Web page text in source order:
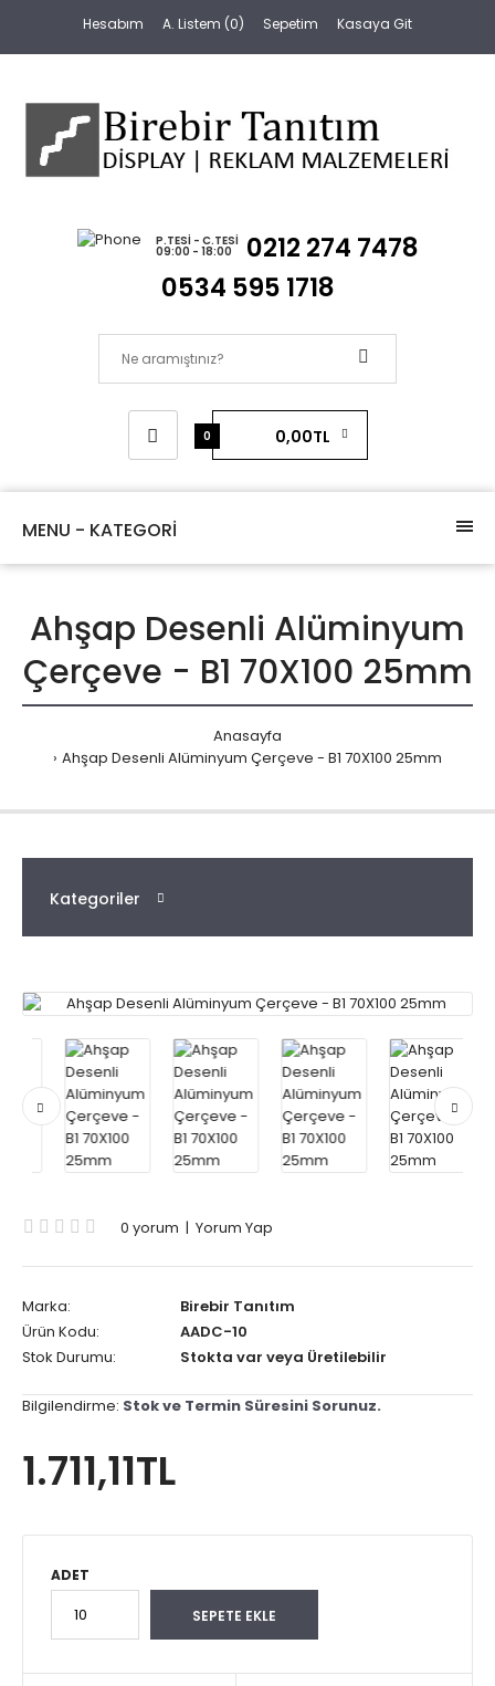
Hesabım A. Listem (0) Sepetim Kasaya Git
P.TESI - C.TESI
09:00 - 18:00
0212 274 7478
0534 595 1718
0 0,00TL
MENU - KATEGORİ
Ahşap Desenli Alüminyum
Çerçeve - B1 70X100 25mm
Anasayfa
Ahşap Desenli Alüminyum Çerçeve - B1 70X100 25mm
Kategoriler
0 yorum | Yorum Yap
Marka:
Birebir Tanıtım
Ürün Kodu:
AADC-10
Stok Durumu:
Stokta var veya Üretilebilir
Bilgilendirme: Stok ve Termin Süresini Sorunuz.
1.711,11TL
ADET